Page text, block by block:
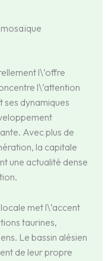
l\’offre
l\’attention
dynamiques
Avec plus de
la capitale
une actualité dense
met l\’accent
taurines,
Le bassin alésien
de leur propre